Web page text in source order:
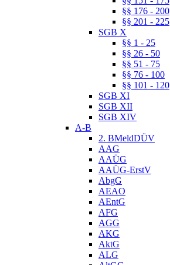
§§ 176 - 200
§§ 201 - 225
SGB X
§§ 1 - 25
§§ 26 - 50
§§ 51 - 75
§§ 76 - 100
§§ 101 - 120
SGB XI
SGB XII
SGB XIV
A-B
2. BMeldDÜV
AAG
AAÜG
AAÜG-ErstV
AbgG
AEAO
AEntG
AFG
AGG
AKG
AktG
ALG